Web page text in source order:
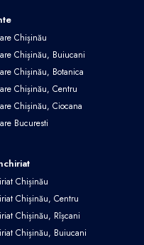
Chișinău
Chișinău, Buiucani
Chișinău, Botanica
Chișinău, Centru
Chișinău, Ciocana
Bucuresti
Chișinău
Chișinău, Centru
Chișinău, Rîșcani
Chișinău, Buiucani